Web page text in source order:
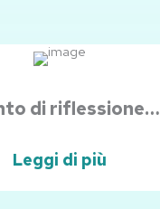
di riflessione…
Leggi di più